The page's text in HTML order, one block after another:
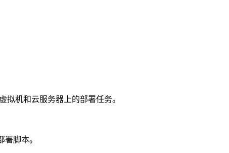
拟机和云服务器上的部署任务。
脚本。